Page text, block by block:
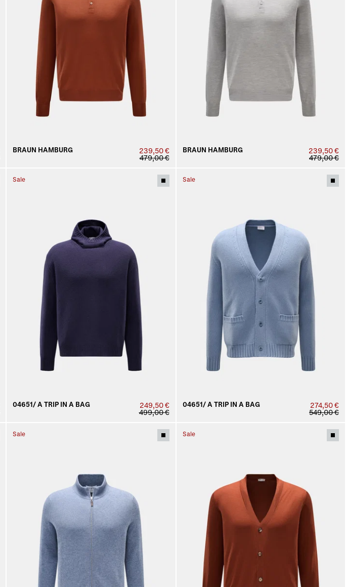
BRAUN HAMBURG
239,50 €
479,00 €
BRAUN HAMBURG
239,50 €
479,00 €
Sale
04651/ A TRIP IN A BAG
249,50 €
499,00 €
Sale
04651/ A TRIP IN A BAG
274,50 €
549,00 €
Sale Sale